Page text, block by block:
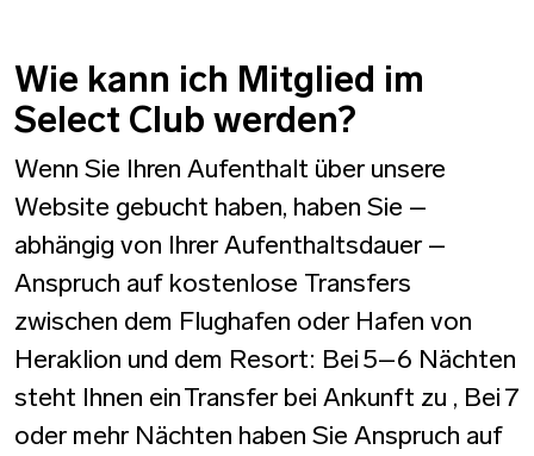
Wie kann ich Mitglied im
Select Club werden?
Wenn Sie Ihren Aufenthalt über unsere
Website gebucht haben, haben Sie –
abhängig von Ihrer Aufenthaltsdauer –
Anspruch auf kostenlose Transfers
zwischen dem Flughafen oder Hafen von
Heraklion und dem Resort: Bei 5–6 Nächten
steht Ihnen ein Transfer bei Ankunft zu , Bei 7
oder mehr Nächten haben Sie Anspruch auf